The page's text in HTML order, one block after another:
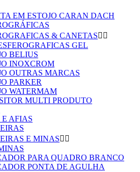
EM ESTOJO CARAN DACH
& CANETAS 
GEL
BELIUS
INOXCROM
OUTRAS MARCAS
PARKER
WATERMAM
MULTI PRODUTO
AFIAS
E MINAS 
PARA QUADRO BRANCO
PONTA DE AGULHA